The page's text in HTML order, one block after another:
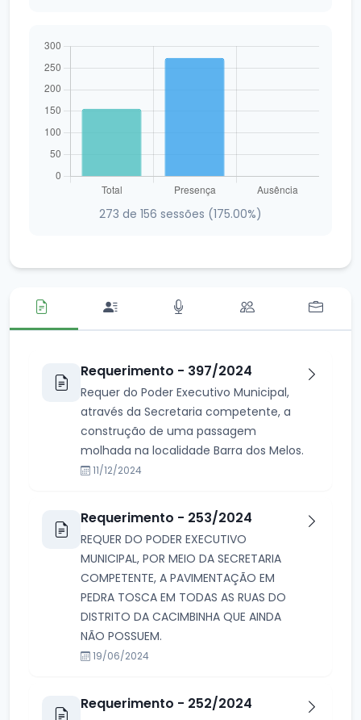
273 de 156 sessões (175.00%)
Requerimento - 397/2024
Requer do Poder Executivo Municipal,
através da Secretaria competente, a
construção de uma passagem
molhada na localidade Barra dos Melos.
11/12/2024
Requerimento - 253/2024
REQUER DO PODER EXECUTIVO
MUNICIPAL, POR MEIO DA SECRETARIA
COMPETENTE, A PAVIMENTAÇÃO EM
PEDRA TOSCA EM TODAS AS RUAS DO
DISTRITO DA CACIMBINHA QUE AINDA
NÃO POSSUEM.
19/06/2024
Requerimento - 252/2024